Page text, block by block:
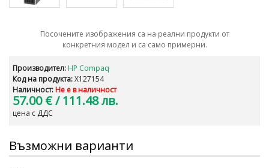
Посочените изображения са на реални продукти от
конкретния модел и са само примерни.
Производител: HP Compaq
Код на продукта:X127154
Наличност: Не е в наличност
57.00 €/ 111.48 лв.
цена с ДДС
Възможни варианти